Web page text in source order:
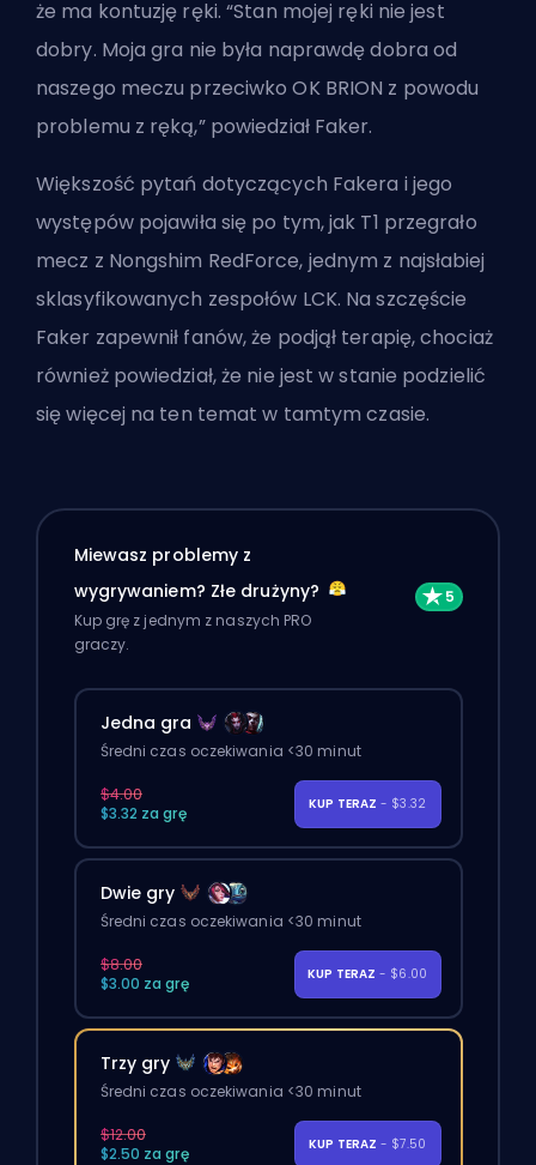
że ma kontuzję ręki. “Stan mojej ręki nie jest
dobry. Moja gra nie była naprawdę dobra od
naszego meczu przeciwko OK BRION z powodu
problemu z ręką,” powiedział Faker.
Większość pytań dotyczących Fakera i jego
występów pojawiła się po tym, jak T1 przegrało
mecz z Nongshim RedForce, jednym z najsłabiej
sklasyfikowanych zespołów LCK. Na szczęście
Faker zapewnił fanów, że podjął terapię, chociaż
również powiedział, że nie jest w stanie podzielić
się więcej na ten temat w tamtym czasie.
Miewasz problemy z
wygrywaniem? Złe drużyny?
Kup grę z jednym z naszych PRO
graczy.
Jedna gra
Średni czas oczekiwania <30 minut
$4.00
$3.32 za grę
KUP TERAZ - $3.32
Dwie gry
Średni czas oczekiwania <30 minut
$8.00
$3.00 za grę
KUP TERAZ - $6.00
Trzy gry
Średni czas oczekiwania <30 minut
$12.00
$2.50 za grę
KUP TERAZ - $7.50